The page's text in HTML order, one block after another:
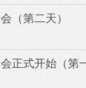
（第二天）
正式开始（第